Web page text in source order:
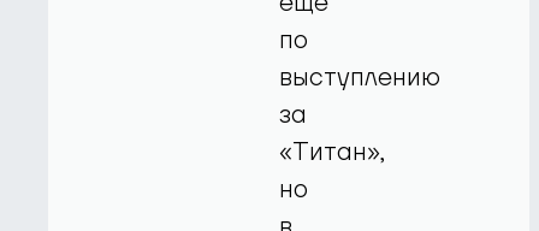
по
выступлению
за
«Титан»,
но